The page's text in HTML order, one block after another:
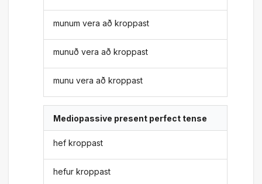
munum vera að kroppast
munuð vera að kroppast
munu vera að kroppast
Mediopassive present perfect tense
hef kroppast
hefur kroppast